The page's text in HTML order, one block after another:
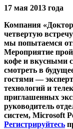
17 мая 2013 года
Компания
четвертую
мы попытаемся
Мероприятие
кофе и вкусными
смотреть в
гостями —
технологий и
приглашенных
руководитель
систем, Microsoft
Регистрируйтесь